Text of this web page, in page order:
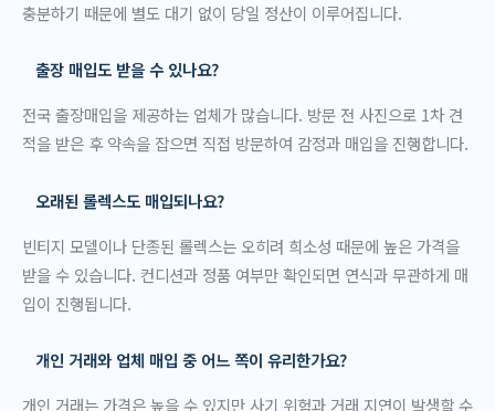
충분하기 때문에 별도 대기 없이 당일 정산이 이루어집니다.
출장 매입도 받을 수 있나요?
전국 출장매입을 제공하는 업체가 많습니다. 방문 전 사진으로 1차 견
적을 받은 후 약속을 잡으면 직접 방문하여 감정과 매입을 진행합니다.
오래된 롤렉스도 매입되나요?
빈티지 모델이나 단종된 롤렉스는 오히려 희소성 때문에 높은 가격을
받을 수 있습니다. 컨디션과 정품 여부만 확인되면 연식과 무관하게 매
입이 진행됩니다.
개인 거래와 업체 매입 중 어느 쪽이 유리한가요?
개인 거래는 가격은 높을 수 있지만 사기 위험과 거래 지연이 발생할 수